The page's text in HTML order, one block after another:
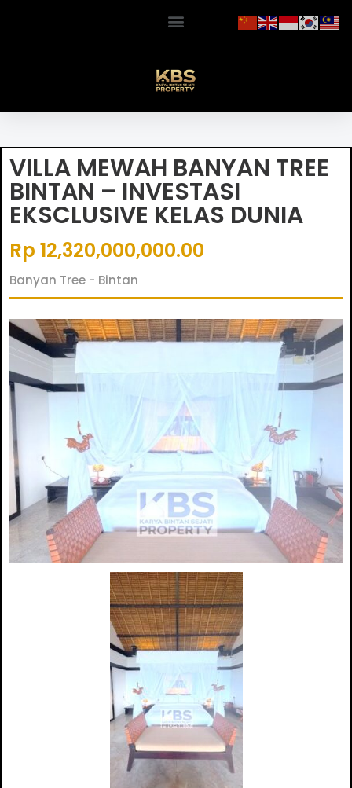
VILLA MEWAH BANYAN TREE
BINTAN – INVESTASI
EKSCLUSIVE KELAS DUNIA
Rp 12,320,000,000.00
Banyan Tree - Bintan